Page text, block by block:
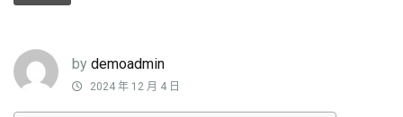
by demoadmin
2024 年 12 月 4 日